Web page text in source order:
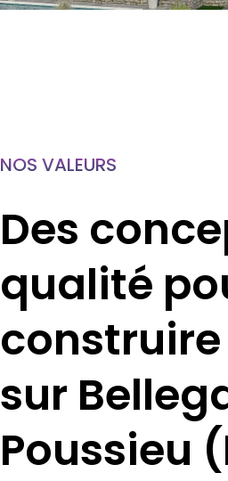
NOS VALEURS
Des
qualité
sur
Poussieu